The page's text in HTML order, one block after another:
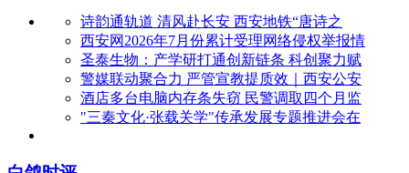
诗韵通轨道 清风赴长安 西安地铁“唐诗之
西安网2026年7月份累计受理网络侵权举报情
圣泰生物：产学研打通创新链条 科创聚力赋
警媒联动聚合力 严管宣教提质效｜西安公安
酒店多台电脑内存条失窃 民警调取四个月监
"三秦文化·张载关学"传承发展专题推进会在